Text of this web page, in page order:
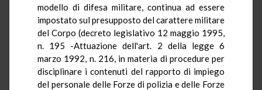
modello di difesa militare, continua ad essere
impostato sul presupposto del carattere militare
del Corpo (decreto legislativo 12 maggio 1995,
n. 195 -Attuazione dell'art. 2 della legge 6
marzo 1992, n. 216, in materia di procedure per
disciplinare i contenuti del rapporto di impiego
del personale delle Forze di polizia e delle Forze